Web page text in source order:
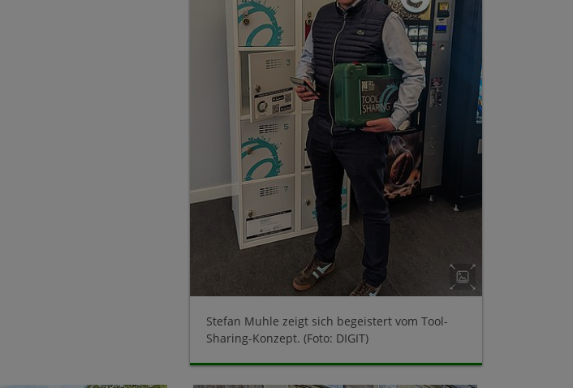
Stefan Muhle zeigt sich begeistert vom Tool-
Sharing-Konzept. (Foto: DIGIT)